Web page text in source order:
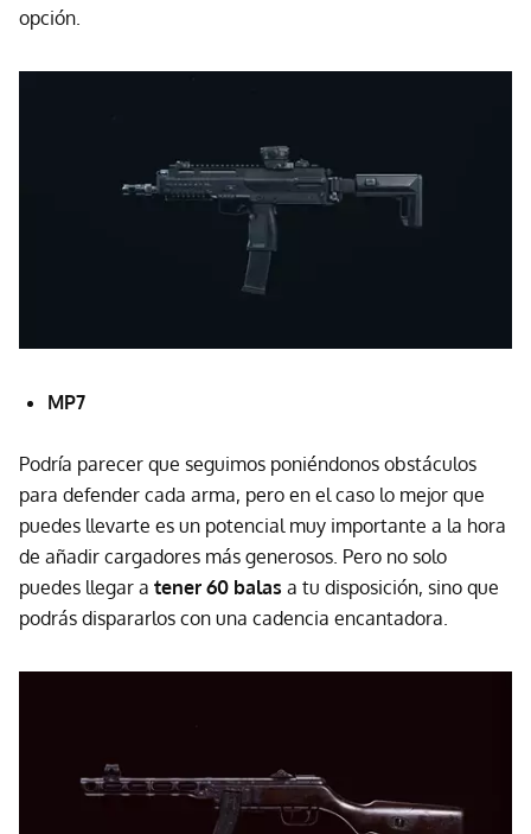
opción.
MP7
Podría parecer que seguimos poniéndonos obstáculos
para defender cada arma, pero en el caso lo mejor que
puedes llevarte es un potencial muy importante a la hora
de añadir cargadores más generosos. Pero no solo
puedes llegar a tener 60 balas a tu disposición, sino que
podrás dispararlos con una cadencia encantadora.